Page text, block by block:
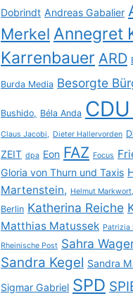
Dobrindt Andreas Gabalier
Merkel Annegret
Karrenbauer ARD
Burda Media Besorgte
Bushido, Béla Anda
Claus Jacobi, Dieter Hallervorden
ZEIT dpa Eon FAZ Focus
Gloria von Thurn und Taxis
Martenstein, Helmut Markwort,
Berlin Katherina Reiche
Matthias Matussek Patrizia
Rheinische Post Sahra
Sandra Kegel Sandra
Sigmar Gabriel SPD